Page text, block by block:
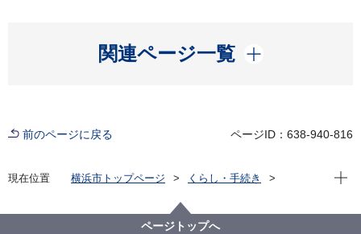
関連ページ一覧
開く
前のページに戻る ページID：638-940-816
現在位置 横浜市トップページ
くらし・手続き
横浜市駐車場整備地区
横浜市駐車場整備地区
現在
ページトップへ